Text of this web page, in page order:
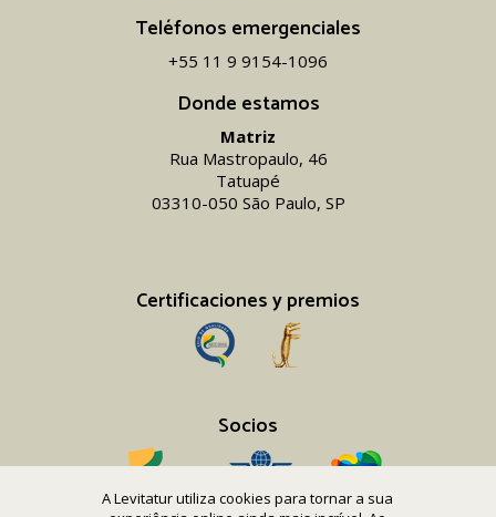
A Levitatur utiliza cookies para tornar a sua
Donde estamos
Matriz
Rua Mastropaulo, 46
Tatuapé
03310-050 São Paulo, SP
Certificaciones y premios
Socios
Teléfonos emergenciales
+55 11 9 9154-1096‬